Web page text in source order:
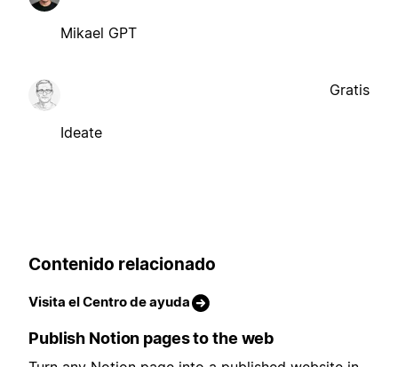
Mikael GPT
Ideate
Gratis
Contenido relacionado
Visita el Centro de ayuda
Publish Notion pages to the web